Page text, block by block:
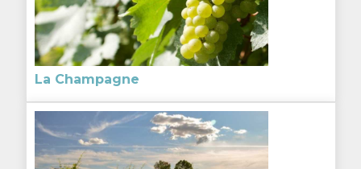
La Champagne